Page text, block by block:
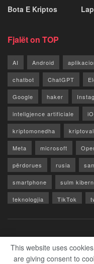
Bota E Kriptos
Fjalët on TOP
AI Android
chatbot ChatGPT
Google haker
inteligjence artificiale
kriptomonedha
Meta microsoft
përdorues rusia
smartphone sulm
teknologjia TikTok
© 2026 Zero1.al - Part of
This website uses
are giving consent to